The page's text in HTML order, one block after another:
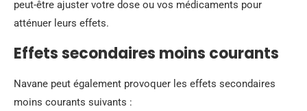
peut-être ajuster votre dose ou vos médicaments pour
atténuer leurs effets.
Effets secondaires moins courants
Navane peut également provoquer les effets secondaires
moins courants suivants :